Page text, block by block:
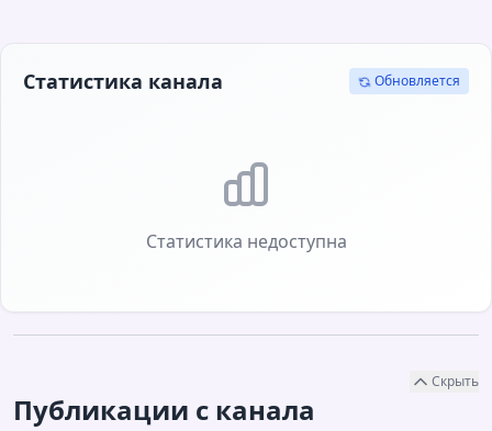
Статистика канала Обновляется
Статистика недоступна
Скрыть
Публикации с канала